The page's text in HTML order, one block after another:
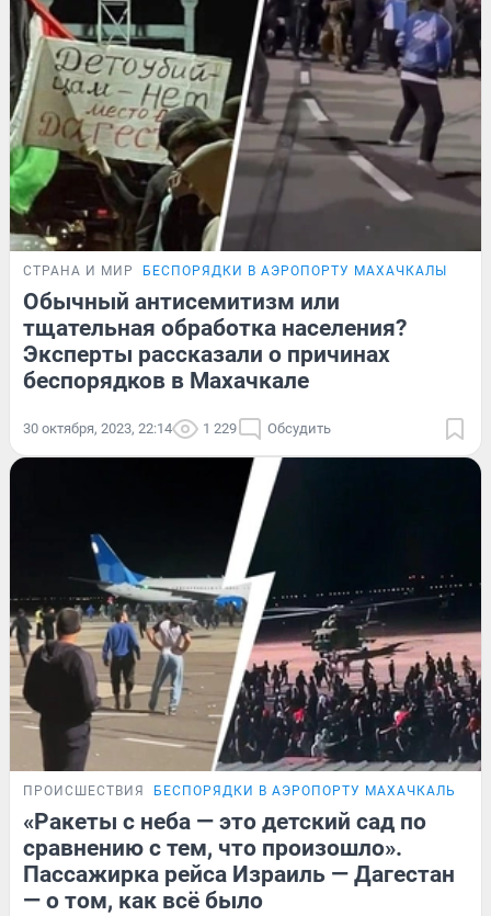
СТРАНА И МИР БЕСПОРЯДКИ В АЭРОПОРТУ МАХАЧКАЛЫ
Обычный антисемитизм или
тщательная обработка населения?
Эксперты рассказали о причинах
беспорядков в Махачкале
30 октября, 2023, 22:14 1 229 Обсудить
ПРОИСШЕСТВИЯ БЕСПОРЯДКИ В АЭРОПОРТУ МАХАЧКАЛЫ
«Ракеты с неба — это детский сад по
сравнению с тем, что произошло».
Пассажирка рейса Израиль — Дагестан
— о том, как всё было